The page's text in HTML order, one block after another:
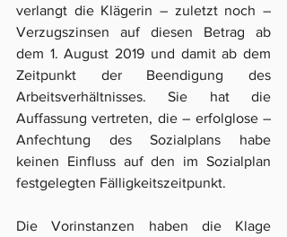
verlangt die Klägerin – zuletzt noch –
Verzugszinsen auf diesen Betrag ab
dem 1. August 2019 und damit ab dem
Zeitpunkt der Beendigung des
Arbeitsverhältnisses. Sie hat die
Auffassung vertreten, die – erfolglose –
Anfechtung des Sozialplans habe
keinen Einfluss auf den im Sozialplan
festgelegten Fälligkeitszeitpunkt.
Die Vorinstanzen haben die Klage